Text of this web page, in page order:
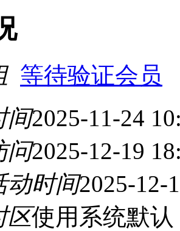
等待验证会员
间2025-11-24
问2025-12-19
动时间2025-12-
区使用系统默认